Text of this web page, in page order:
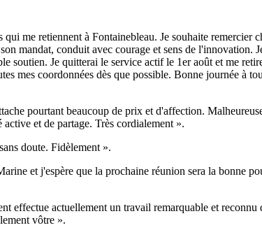
me retiennent à Fontainebleau. Je souhaite remercier
mandat, conduit avec courage et sens de l'innovation.
soutien. Je quitterai le service actif le 1er août et me
mes coordonnées dès que possible. Bonne journée à
pourtant beaucoup de prix et d'affection.
et de partage. Très cordialement ».
doute. Fidèlement ».
et j'espère que la prochaine réunion sera la bonne
effectue actuellement un travail remarquable et reconnu
vôtre ».